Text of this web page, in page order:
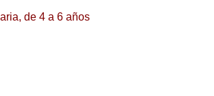
de 4 a 6 años